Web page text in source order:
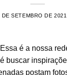
DE SETEMBRO DE 2021
é a nossa
buscar
postam